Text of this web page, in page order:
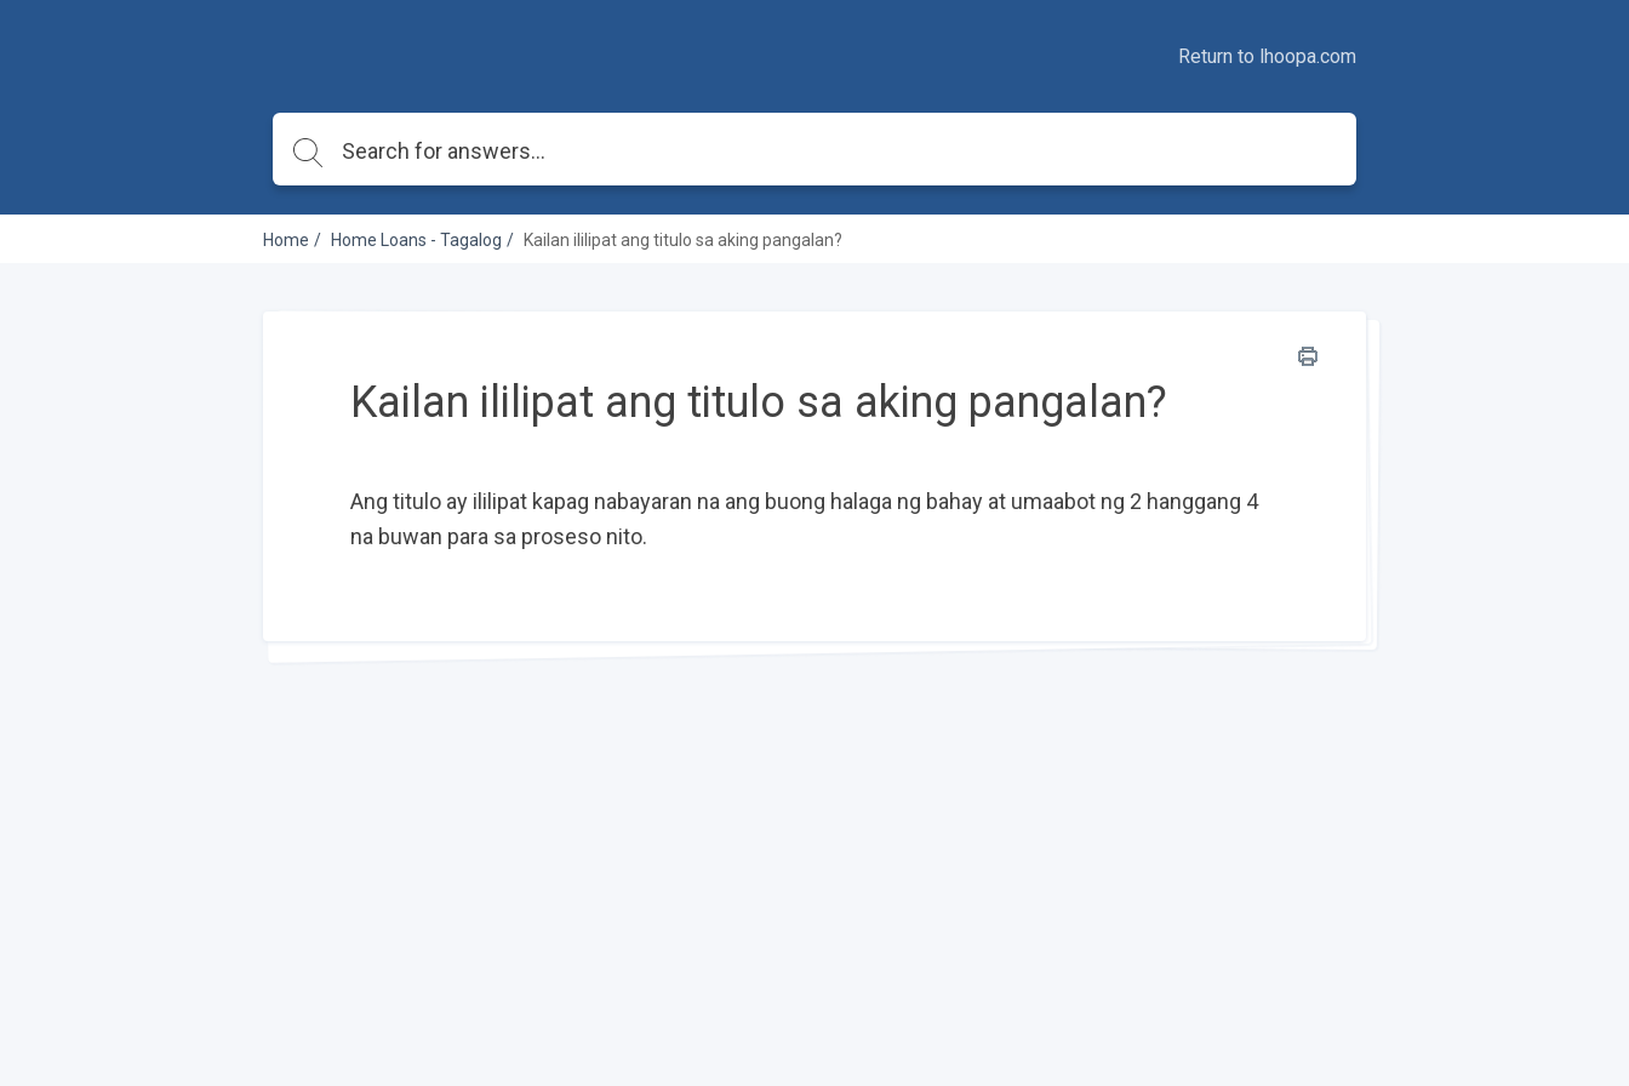
Return to lhoopa.com
Home Home Loans - Tagalog Kailan ililipat ang titulo sa aking pangalan?
Kailan ililipat ang titulo sa aking pangalan?
Ang titulo ay ililipat kapag nabayaran na ang buong halaga ng bahay at umaabot ng 2 hanggang 4
na buwan para sa proseso nito.